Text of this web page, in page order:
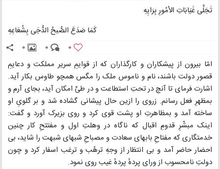
تَجَلَّی غَیَابَاتِ الاُمُورِ بِرَایِهِ
کَمَا صَدَعَ الصُّبحُ الدُّجَی بِشُعَاعِهِ
0
0
0
امّا بیرون از پیشکاران و کارگذاران که از قوایمِ سریر مملکت و دعایمِ
قصور دولت باشند، نام و ناموس ملک را مگس همچو طاوس بکار آید.
اشارت فرمای تا آنچ در تحتِ استطاعت و در طیِّ امکان آید، بجای آرم و
بمظهرِ فعل رسانم. زروی را ازین حال پیشانی گشاده شد و بر گلویِ او
ساخته آمد و بمظاهرتِ او پشت قوی کرد و روی بزیرک آورد و گفت:
اینک مبشّرِ قدومِ اقبال که ناگاه در وهلتِ اول و مفتتحِ کار چنین
خدمتگاری که مفتاحِ بابهای سعادت و مصباحِ شبهای شبهت را شاید، بی
احضار حاضر آمد و بی انتظار از وجهِ ترهّب و ترغب اسفار کرد و چون
دولتِ نامحسوب از ورای پردهٔ پردهٔ غیب روی نمود.